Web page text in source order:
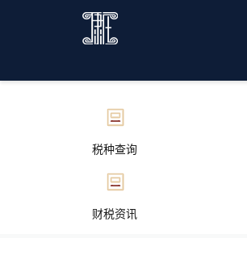
税种查询
财税资讯